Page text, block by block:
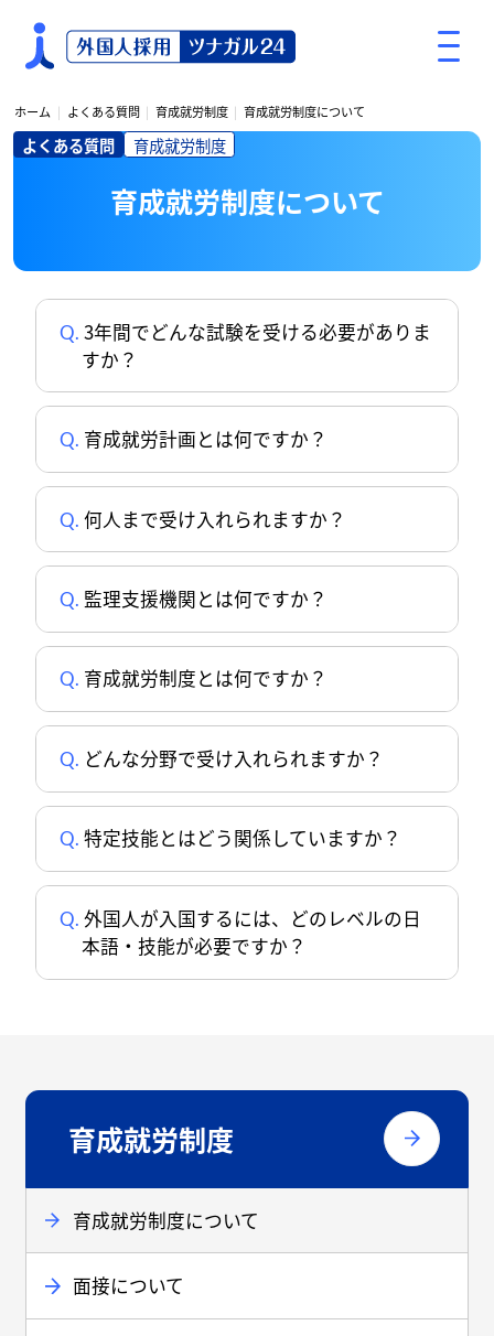
ホーム よくある質問 育成就労制度 育成就労制度について
よくある質問 育成就労制度
育成就労制度について
3年間でどんな試験を受ける必要がありま
すか？
育成就労計画とは何ですか？
何人まで受け入れられますか？
監理支援機関とは何ですか？
育成就労制度とは何ですか？
どんな分野で受け入れられますか？
特定技能とはどう関係していますか？
外国人が入国するには、どのレベルの日
本語・技能が必要ですか？
育成就労制度
育成就労制度について
面接について